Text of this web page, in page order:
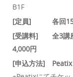
B1F
[定員]
各回
[受講料]
全3
4,000円
[申込方法]
Peatix